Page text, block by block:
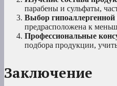
парабены и сульфаты,
Выбор гипоаллергенной
предрасположена к
Профессиональные
подбора продукции,
Заключение